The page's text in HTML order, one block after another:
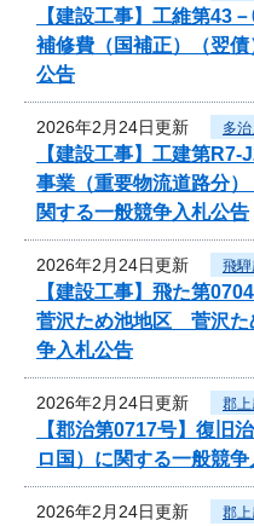
【建設工事】工維第43
補修費（国補正）（翌
公告
2026年2月24日更新 多
【建設工事】工建第
事業（重要物流道路分
関する一般競争入札公告
2026年2月24日更新 飛
【建設工事】飛た第
菅沢ため池地区 菅沢た
争入札公告
2026年2月24日更新 郡
【郡治第0717号】復
ロ国）に関する一般競
2026年2月24日更新 郡